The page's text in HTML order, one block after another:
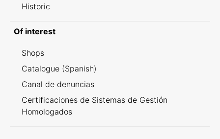
Historic
Of interest
Shops
Catalogue (Spanish)
Canal de denuncias
Certificaciones de Sistemas de Gestión
Homologados